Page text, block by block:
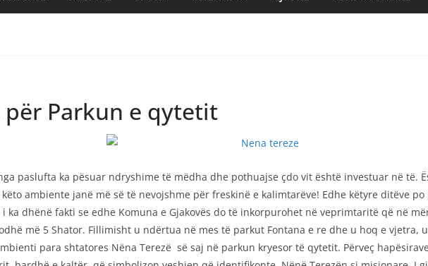
për Parkun e qytetit
paslufta ka pësuar ndryshime të mëdha dhe pothuajse çdo vit është investuar në të.
ambiente janë më së të nevojshme për freskinë e kalimtarëve! Edhe këtyre ditëve
ka dhënë fakti se edhe Komuna e Gjakovës do të inkorpurohet në veprimtaritë që në
më 5 Shator. Fillimisht u ndërtua në mes të parkut Fontana e re dhe u hoq e
para shtatores Nëna Terezë së saj në parkun kryesor të qytetit. Përveç